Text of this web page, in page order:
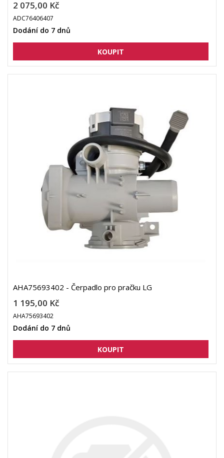
2 075,00 Kč
ADC76406407
Dodání do 7 dnů
AHA75693402 - Čerpadlo pro pračku LG
1 195,00 Kč
AHA75693402
Dodání do 7 dnů